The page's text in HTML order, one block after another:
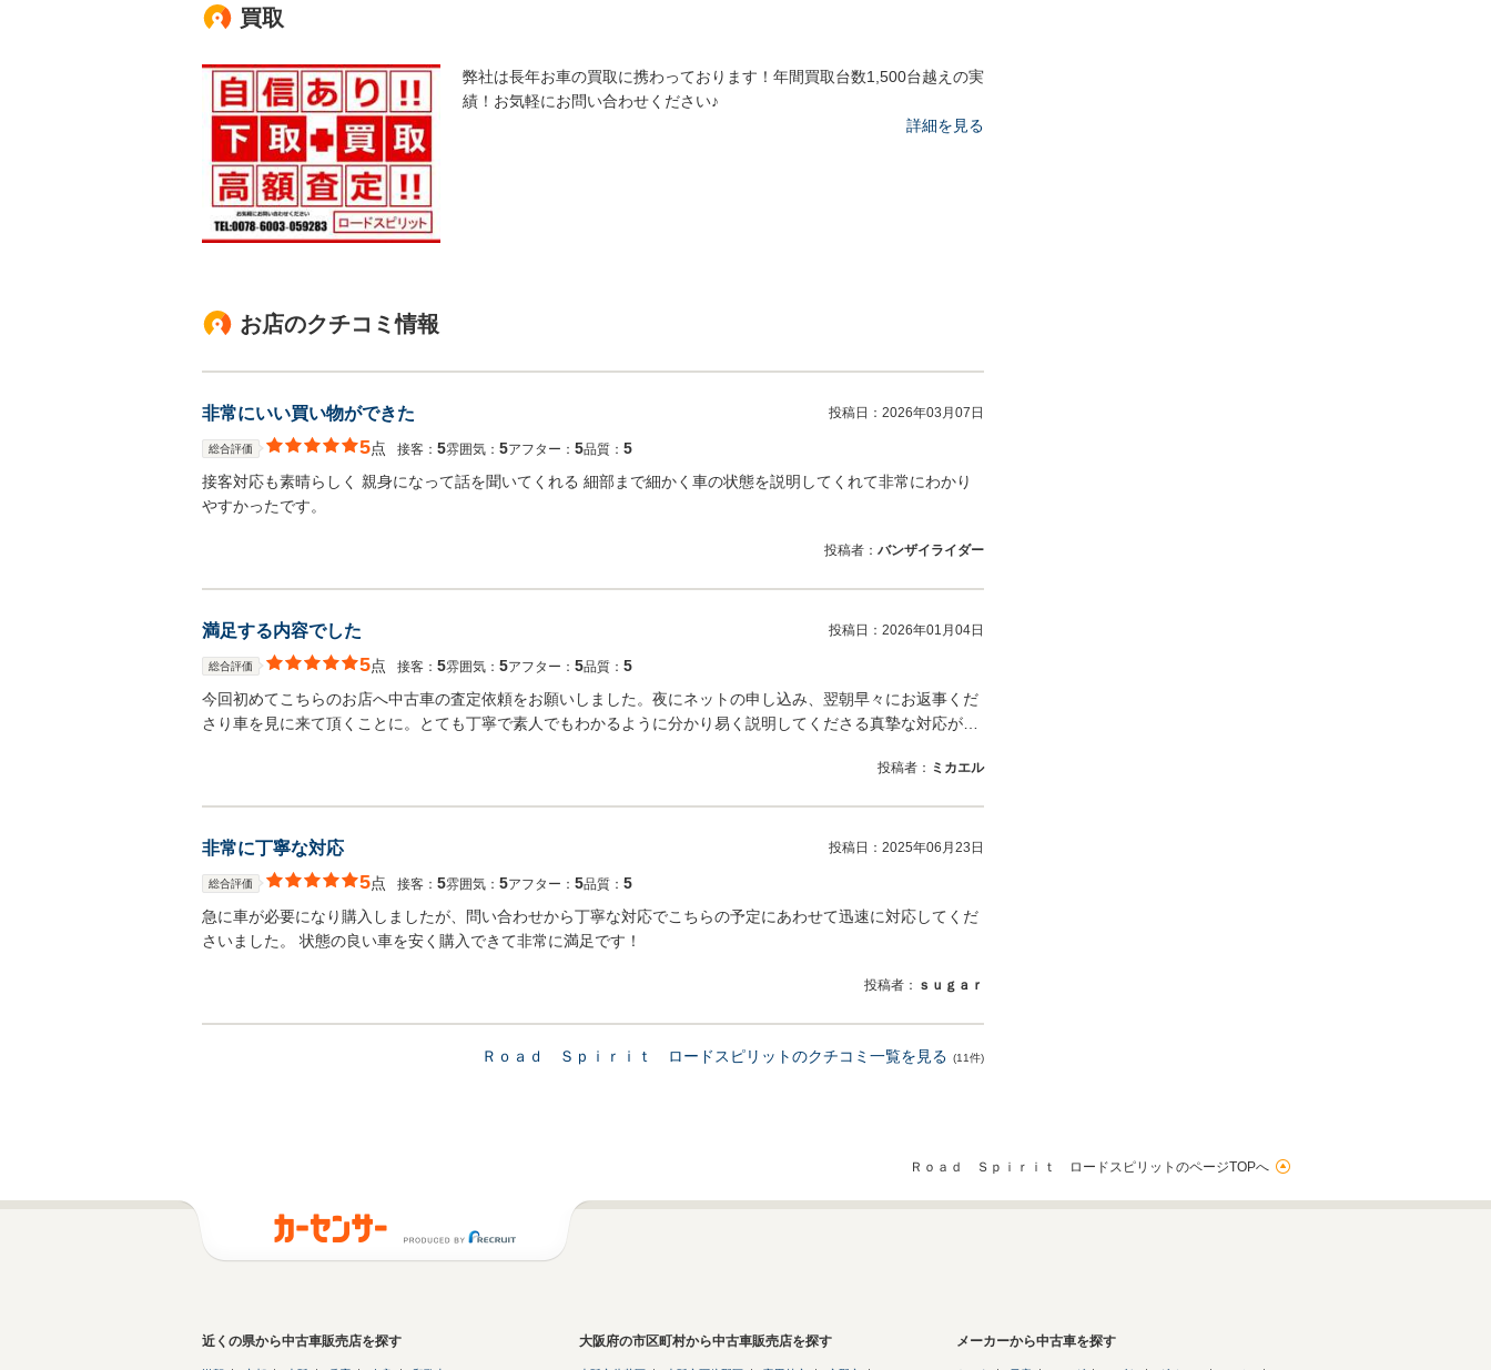
買取
弊社は長年お車の買取に携わっております！年間買取台数1,500台越えの実
績！お気軽にお問い合わせください♪
詳細を見る
お店のクチコミ情報
非常にいい買い物ができた 投稿日： 2026年03月07日
総合評価 5点 接客： 5雰囲気： 5アフター： 5品質： 5
接客対応も素晴らしく 親身になって話を聞いてくれる 細部まで細かく車の状態を説明してくれて非常にわかり
やすかったです。
投稿者： バンザイライダー
満足する内容でした 投稿日： 2026年01月04日
総合評価 5点 接客： 5雰囲気： 5アフター： 5品質： 5
今回初めてこちらのお店へ中古車の査定依頼をお願いしました。夜にネットの申し込み、翌朝早々にお返事くだ
さり車を見に来て頂くことに。とても丁寧で素人でもわかるように分かり易く説明してくださる真摯な対応が…
投稿者： ミカエル
非常に丁寧な対応 投稿日： 2025年06月23日
総合評価 5点 接客： 5雰囲気： 5アフター： 5品質： 5
急に車が必要になり購入しましたが、問い合わせから丁寧な対応でこちらの予定にあわせて迅速に対応してくだ
さいました。 状態の良い車を安く購入できて非常に満足です！
投稿者： ｓｕｇａｒ
Ｒｏａｄ Ｓｐｉｒｉｔ ロードスピリットのクチコミ一覧を見る (11件)
Ｒｏａｄ Ｓｐｉｒｉｔ ロードスピリットのページTOPへ
近くの県から中古車販売店を探す 大阪府の市区町村から中古車販売店を探す メーカーから中古車を探す